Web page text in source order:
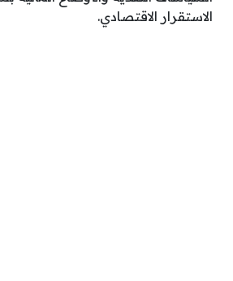
الاستقرار الاقتصادي.